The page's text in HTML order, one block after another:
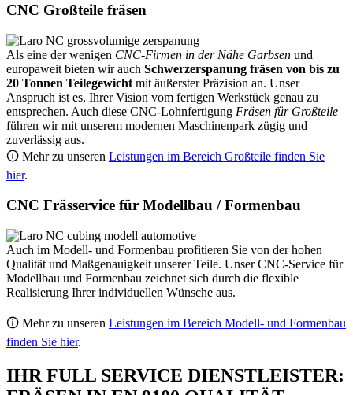
CNC Großteile fräsen
Als eine der wenigen CNC-Firmen in der Nähe Garbsen und
europaweit bieten wir auch Schwerzerspanung fräsen von bis zu
20 Tonnen Teilegewicht mit äußerster Präzision an. Unser
Anspruch ist es, Ihrer Vision vom fertigen Werkstück genau zu
entsprechen. Auch diese CNC-Lohnfertigung Fräsen für Großteile
führen wir mit unserem modernen Maschinenpark zügig und
zuverlässig aus.
🛈 Mehr zu unseren Leistungen im Bereich Großteile finden Sie
hier.
CNC Frässervice für Modellbau / Formenbau
Auch im Modell- und Formenbau profitieren Sie von der hohen
Qualität und Maßgenauigkeit unserer Teile. Unser CNC-Service für
Modellbau und Formenbau zeichnet sich durch die flexible
Realisierung Ihrer individuellen Wünsche aus.
🛈 Mehr zu unseren Leistungen im Bereich Modell- und Formenbau
finden Sie hier.
IHR FULL SERVICE DIENSTLEISTER: